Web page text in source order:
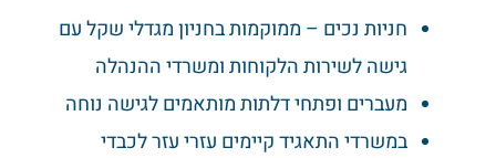
חניות נכים – ממוקמות בחניון מגדלי שקל עם
גישה לשירות הלקוחות ומשרדי ההנהלה
מעברים ופתחי דלתות מותאמים לגישה נוחה
במשרדי התאגיד קיימים עזרי עזר לכבדי